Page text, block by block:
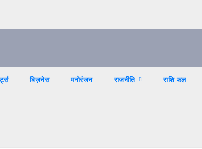
बिज़नेस मनोरंजन राजनीति राशि फल